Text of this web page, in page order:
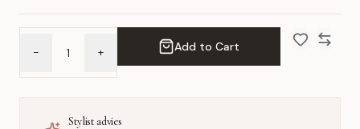
- + Add to Cart
Stylist advies